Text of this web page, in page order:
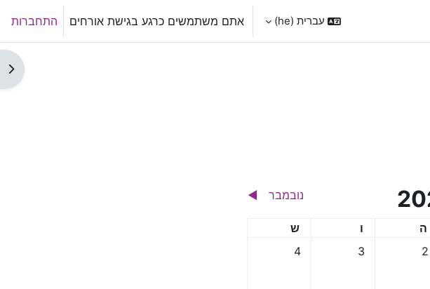
עברית ‎(he)‎ אתם משתמשים כרגע בגישת אורחים התחברות
נובמבר ◀︎
חמישי
ה שישיו שבת
ש
אין אירועים, 2/10/2025
2 אין אירועים, 3/10/2025
3 אין אירועים, 4/10/2025
4